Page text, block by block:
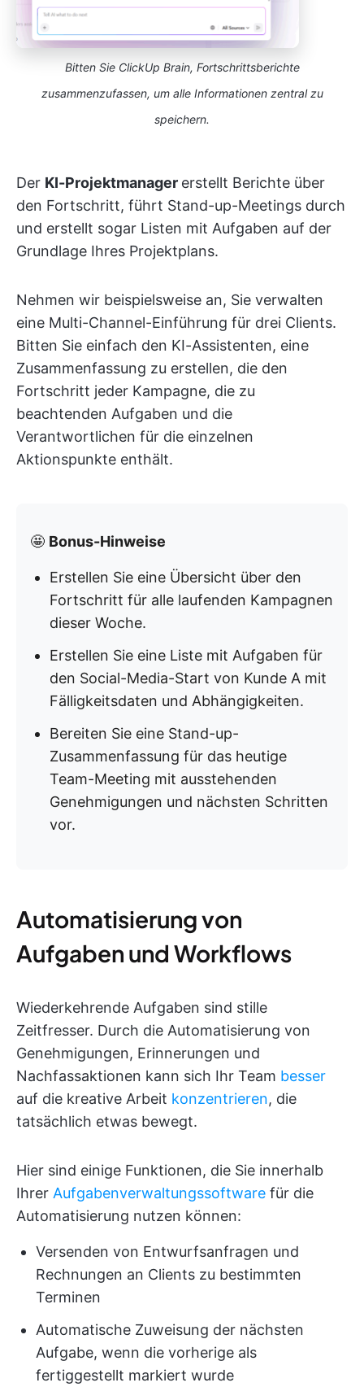
Bitten Sie ClickUp Brain, Fortschrittsberichte
zusammenzufassen, um alle Informationen zentral zu
speichern.
Der KI-Projektmanager erstellt Berichte über
den Fortschritt, führt Stand-up-Meetings durch
und erstellt sogar Listen mit Aufgaben auf der
Grundlage Ihres Projektplans.
Nehmen wir beispielsweise an, Sie verwalten
eine Multi-Channel-Einführung für drei Clients.
Bitten Sie einfach den KI-Assistenten, eine
Zusammenfassung zu erstellen, die den
Fortschritt jeder Kampagne, die zu
beachtenden Aufgaben und die
Verantwortlichen für die einzelnen
Aktionspunkte enthält.
🤩 Bonus-Hinweise
Erstellen Sie eine Übersicht über den
Fortschritt für alle laufenden Kampagnen
dieser Woche.
Erstellen Sie eine Liste mit Aufgaben für
den Social-Media-Start von Kunde A mit
Fälligkeitsdaten und Abhängigkeiten.
Bereiten Sie eine Stand-up-
Zusammenfassung für das heutige
Team-Meeting mit ausstehenden
Genehmigungen und nächsten Schritten
vor.
Automatisierung von
Aufgaben und Workflows
Wiederkehrende Aufgaben sind stille
Zeitfresser. Durch die Automatisierung von
Genehmigungen, Erinnerungen und
Nachfassaktionen kann sich Ihr Team besser
auf die kreative Arbeit konzentrieren, die
tatsächlich etwas bewegt.
Hier sind einige Funktionen, die Sie innerhalb
Ihrer Aufgabenverwaltungssoftware für die
Automatisierung nutzen können:
Versenden von Entwurfsanfragen und
Rechnungen an Clients zu bestimmten
Terminen
Automatische Zuweisung der nächsten
Aufgabe, wenn die vorherige als
fertiggestellt markiert wurde